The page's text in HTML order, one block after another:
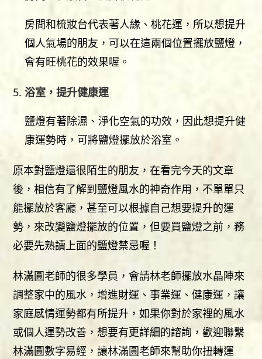
房間和梳妝台代表著人緣、桃花運，所以想提升
個人氣場的朋友，可以在這兩個位置擺放鹽燈，
會有旺桃花的效果喔。
浴室，提升健康運
鹽燈有著除濕、淨化空氣的功效，因此想提升健
康運勢時，可將鹽燈擺放於浴室。
原本對鹽燈還很陌生的朋友，在看完今天的文章
後，相信有了解到鹽燈風水的神奇作用，不單單只
能擺放於客廳，甚至可以根據自己想要提升的運
勢，來改變鹽燈擺放的位置，但要買鹽燈之前，務
必要先熟讀上面的鹽燈禁忌喔！
林滿圓老師的很多學員，會請林老師擺放水晶陣來
調整家中的風水，增進財運、事業運、健康運，讓
家庭感情運勢都有所提升，如果你對於家裡的風水
或個人運勢改善，想要有更詳細的諮詢，歡迎聯繫
林滿圓數字易經，讓林滿圓老師來幫助你扭轉運